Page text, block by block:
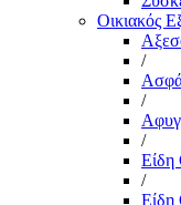
Οικιακός
/
/
/
Είδη
/
Είδη